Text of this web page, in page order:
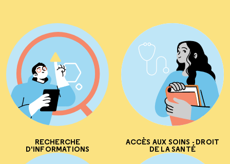
RECHERCHE
D'INFORMATIONS
ACCÈS AUX SOINS - DROIT
DE LA SANTÉ